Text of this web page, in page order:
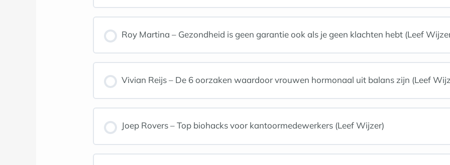
Roy Martina – Gezondheid is geen garantie ook als je geen klachten hebt (Leef
Vivian Reijs – De 6 oorzaken waardoor vrouwen hormonaal uit balans zijn (Leef
Joep Rovers – Top biohacks voor kantoormedewerkers (Leef Wijzer)